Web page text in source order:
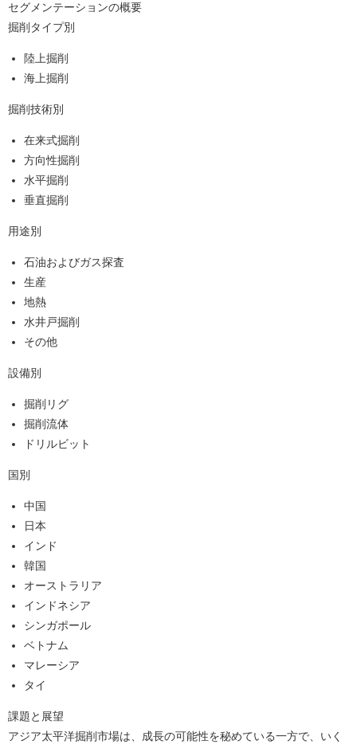
セグメンテーションの概要
掘削タイプ別
陸上掘削
海上掘削
掘削技術別
在来式掘削
方向性掘削
水平掘削
垂直掘削
用途別
石油およびガス探査
生産
地熱
水井戸掘削
その他
設備別
掘削リグ
掘削流体
ドリルビット
国別
中国
日本
インド
韓国
オーストラリア
インドネシア
シンガポール
ベトナム
マレーシア
タイ
課題と展望
アジア太平洋掘削市場は、成長の可能性を秘めている一方で、いく